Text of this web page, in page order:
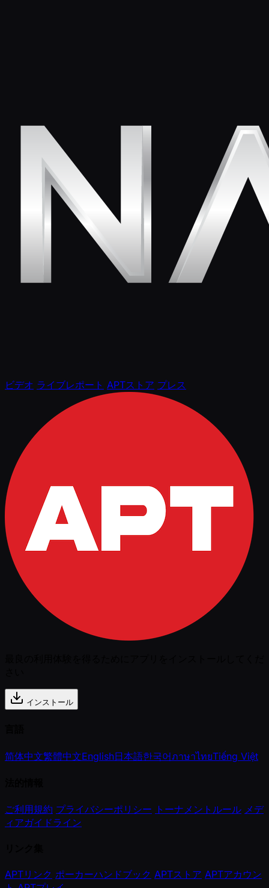
ビデオ ライブレポート APTストア プレス
インストール
简体中文繁體中文English日本語한국어ภาษาไทยTiếng Việt
ご利用規約 プライバシーポリシー トーナメントルール メデ
ィアガイドライン
APTリンク ポーカーハンドブック APTストア APTアカウン